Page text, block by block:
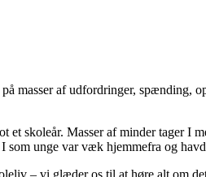
masser af udfordringer,
skoleår. Masser af minder tager I
unge var væk hjemmefra og
– vi glæder os til at høre alt om